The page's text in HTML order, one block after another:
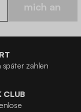
mich an
zahlen
CLUB